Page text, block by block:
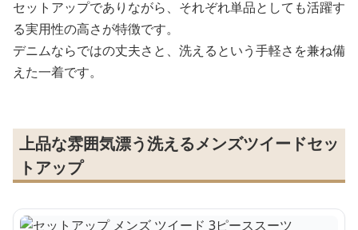
セットアップでありながら、それぞれ単品としても活躍す
る実用性の高さが特徴です。
デニムならではの丈夫さと、洗えるという手軽さを兼ね備
えた一着です。
上品な雰囲気漂う洗えるメンズツイードセッ
トアップ